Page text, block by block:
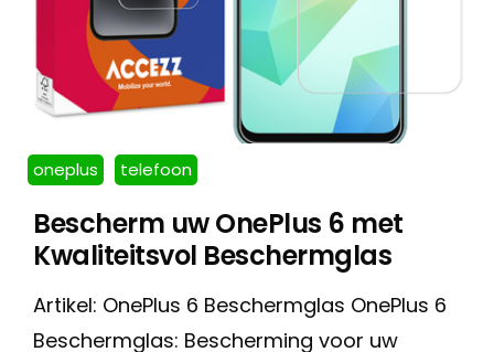
oneplus telefoon
Bescherm uw OnePlus 6 met
Kwaliteitsvol Beschermglas
Artikel: OnePlus 6 Beschermglas OnePlus 6
Beschermglas: Bescherming voor uw